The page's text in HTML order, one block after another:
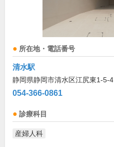
所在地・電話番号
清水駅
静岡県静岡市清水区江尻東1-5-4
054-366-0861
診療科目
産婦人科